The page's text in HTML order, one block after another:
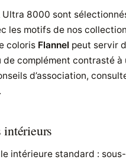
Ultra 8000 sont
les motifs de nos
coloris Flannel peut servir
de complément contrasté à
d’association,
intérieurs
intérieure standard :